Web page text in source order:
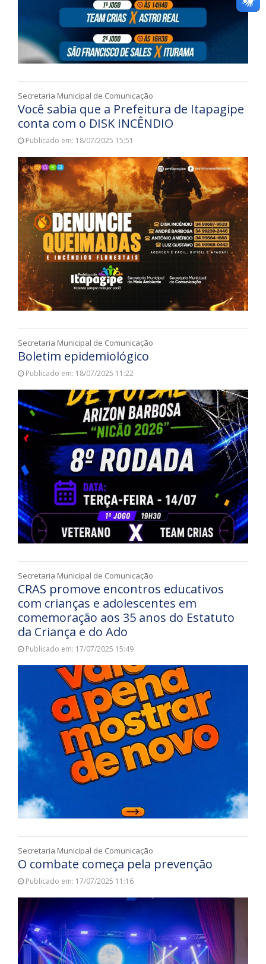
Secretaria Municipal de Comunicação
Você sabia que a Prefeitura de Itapagipe
conta com o DISK INCÊNDIO
Publicado em: 18/07/2025 15:51
Secretaria Municipal de Comunicação
Boletim epidemiológico
Publicado em: 18/07/2025 11:22
Secretaria Municipal de Comunicação
CRAS promove encontros educativos
com crianças e adolescentes em
comemoração aos 35 anos do Estatuto
da Criança e do Ado
Publicado em: 17/07/2025 15:49
Secretaria Municipal de Comunicação
O combate começa pela prevenção
Publicado em: 17/07/2025 11:16